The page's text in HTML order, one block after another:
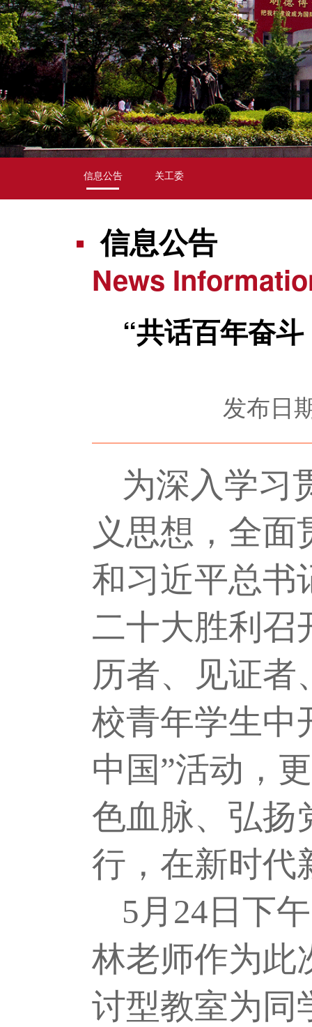
信息公告 关工委
信息公告
News
“共话百年奋
发布日
为深入学习
义思想，全
和习近平总书
二十大胜利召
历者、见证者
校青年学生中
中国”活动，
色血脉、弘扬
行，在新时代
5月24 日下
林老师作为此
讨型教室为同